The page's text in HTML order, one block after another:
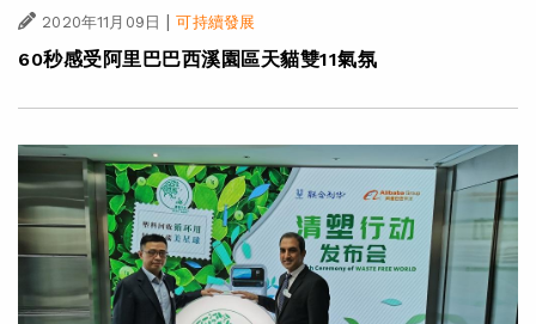
2020年11月09日 | 可持續發展
60秒感受阿里巴巴西溪園區天貓雙11氣氛